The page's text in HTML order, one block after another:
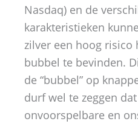
Nasdaq) en de
karakteristieken
zilver een hoog risico
bubbel te bevinden.
de “bubbel” op
durf wel te zeggen
onvoorspelbare en